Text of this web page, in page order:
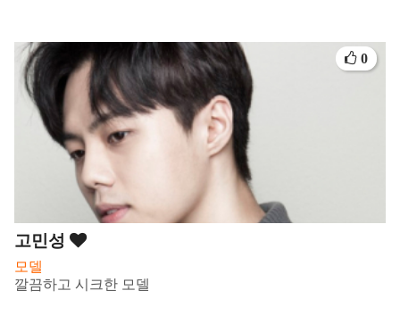
고민성
모델
깔끔하고 시크한 모델
0